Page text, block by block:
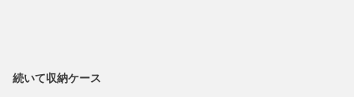
続いて収納ケース